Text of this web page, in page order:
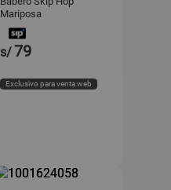
Mariposa
s/79
Exclusivo para venta web